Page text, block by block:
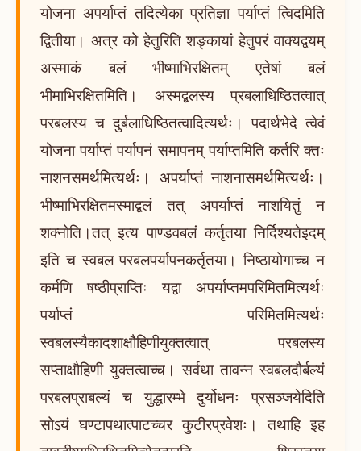
योजना अपर्याप्तं तदित्येका प्रतिज्ञा पर्याप्तं त्विदमिति
द्वितीया। अत्र को हेतुरिति शङ्कायां हेतुपरं वाक्यद्वयम्
अस्माकं बलं भीष्माभिरक्षितम् एतेषां बलं
भीमाभिरक्षितमिति। अस्मद्बलस्य प्रबलाधिष्ठितत्वात्
परबलस्य च दुर्बलाधिष्ठितत्वादित्यर्थः। पदार्थभेदे त्वेवं
योजना पर्याप्तं पर्यापनं समापनम् पर्याप्तमिति कर्तरि क्तः
नाशनसमर्थमित्यर्थः। अपर्याप्तं नाशनासमर्थमित्यर्थः।
भीष्माभिरक्षितमस्माद्बलं तत् अपर्याप्तं नाशयितुं न
शक्नोति।तत् इत्य पाण्डवबलं कर्तृतया निर्दिश्यतेइदम्
इति च स्वबल परबलपर्यापनकर्तृतया। निष्ठायोगाच्च न
कर्मणि षष्ठीप्राप्तिः यद्वा अपर्याप्तमपरिमितमित्यर्थः
पर्याप्तं परिमितमित्यर्थः
स्वबलस्यैकादशाक्षौहिणीयुक्तत्वात् परबलस्य
सप्ताक्षौहिणी युक्तत्वाच्च। सर्वथा तावन्न स्वबलदौर्बल्यं
परबलप्राबल्यं च युद्धारम्भे दुर्योधनः प्रसञ्जयेदिति
सोऽयं घण्टापथात्पाटच्चर कुटीरप्रवेशः। तथाहि इह